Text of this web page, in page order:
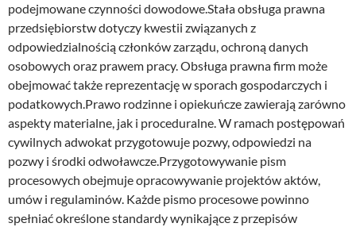
podejmowane czynności dowodowe.Stała obsługa prawna
przedsiębiorstw dotyczy kwestii związanych z
odpowiedzialnością członków zarządu, ochroną danych
osobowych oraz prawem pracy. Obsługa prawna firm może
obejmować także reprezentację w sporach gospodarczych i
podatkowych.Prawo rodzinne i opiekuńcze zawierają zarówno
aspekty materialne, jak i proceduralne. W ramach postępowań
cywilnych adwokat przygotowuje pozwy, odpowiedzi na
pozwy i środki odwoławcze.Przygotowywanie pism
procesowych obejmuje opracowywanie projektów aktów,
umów i regulaminów. Każde pismo procesowe powinno
spełniać określone standardy wynikające z przepisów